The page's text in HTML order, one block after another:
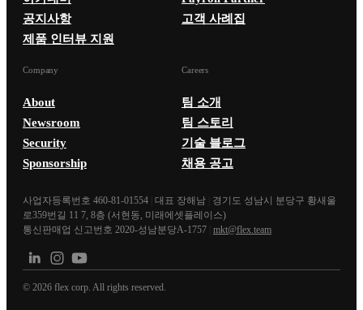
공지사항
제품 인터뷰 지원
고객 사례집
Company
About
Newsroom
Security
Sponsorship
Careers
팀 소개
팀 스토리
기술 블로그
채용 공고
사업자등록번호 460-81-01554 대표 장해남
경기도 성남시 분당구 황새울
로359번길 11 7, 8층 (서현동, 미래에셋플레이스)
통신판매업 신고번호 2020-성남분당A-1757 mkt@flex.team
© 2026 flex corp. All rights reserved.